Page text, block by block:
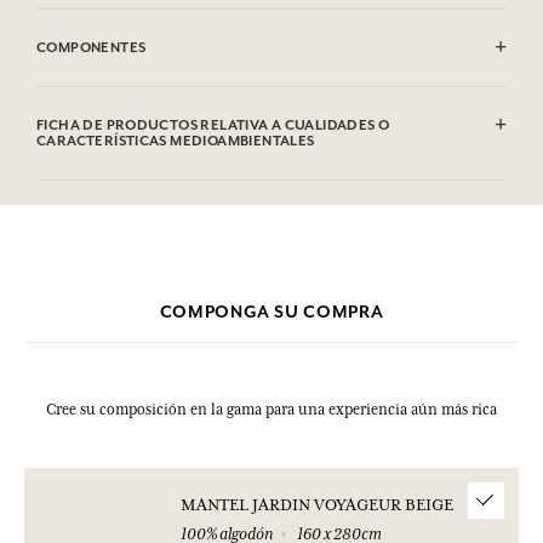
Lavar tres veces por separado
COMPONENTES
FICHA DE PRODUCTOS RELATIVA A CUALIDADES O
CARACTERÍSTICAS MEDIOAMBIENTALES
COMPONGA SU COMPRA
Cree su composición en la gama para una experiencia aún más rica
MANTEL JARDIN VOYAGEUR BEIGE
100% algodón
160 x 280cm